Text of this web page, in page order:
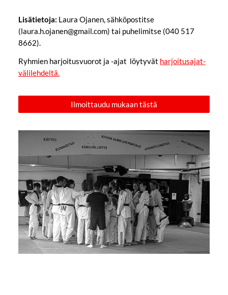
Lisätietoja: Laura Ojanen, sähköpostitse
(laura.h.ojanen@gmail.com) tai puhelimitse (040 517
8662).
Ryhmien harjoitusvuorot ja -ajat löytyvät harjoitusajat-
välilehdeltä.
Ilmoittaudu mukaan tästä